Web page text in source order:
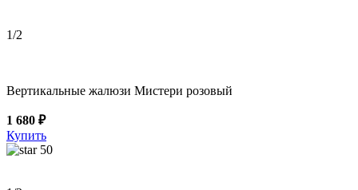
1/2
Вертикальные жалюзи Мистери розовый
1 680 ₽
Купить
50